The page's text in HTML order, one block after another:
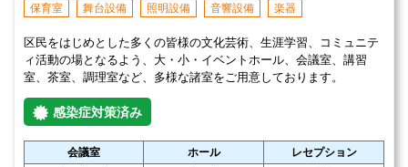
保育室 舞台設備 照明設備 音響設備 楽器
区民をはじめとした多くの皆様の文化芸術、生涯学習、コミュニテ
ィ活動の場となるよう、大・小・イベントホール、会議室、講習
室、茶室、調理室など、多様な諸室をご用意しております。
感染症対策済み
会議室 ホール
レセプション